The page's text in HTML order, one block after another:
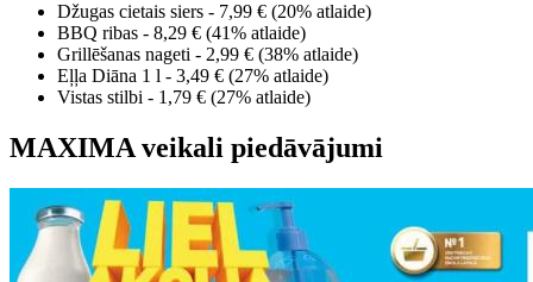
Džugas cietais siers - 7,99 € (20% atlaide)
BBQ ribas - 8,29 € (41% atlaide)
Grillēšanas nageti - 2,99 € (38% atlaide)
Eļļa Diāna 1 l - 3,49 € (27% atlaide)
Vistas stilbi - 1,79 € (27% atlaide)
MAXIMA veikali piedāvājumi